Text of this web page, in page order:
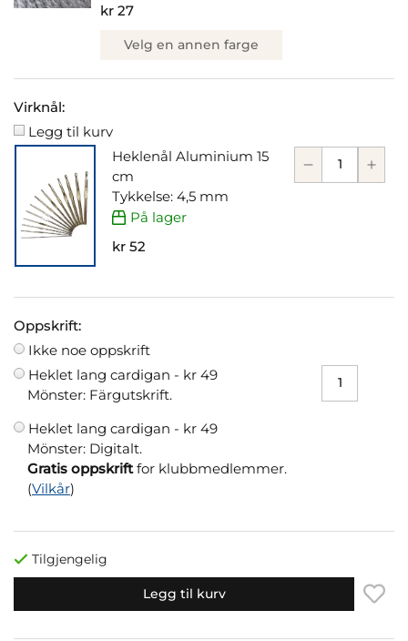
kr 27
Velg en annen farge
Virknål:
Legg til kurv
Heklenål Aluminium 15
cm
Tykkelse: 4,5 mm
På lager
kr 52
Oppskrift:
Ikke noe oppskrift
Heklet lang cardigan - kr 49
Mönster: Färgutskrift.
Heklet lang cardigan - kr 49
Mönster: Digitalt.
Gratis oppskriftfor klubbmedlemmer.
(Vilkår)
Tilgjengelig
Legg til kurv